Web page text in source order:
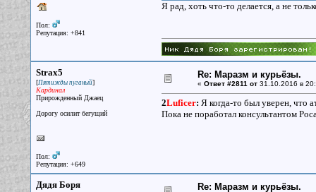
Пол:
Репутация: +841
Я рад, хоть что-то делается, а не
Strax5
[Пятижды пуганый]
Кардинал
Прирожденный Джаец
Дорогу осилит бегущий
Пол:
Репутация: +649
Re: Маразм и курьёзы.
« Ответ #2811 от31.10.2016 в
2Luficer: Я когда-то был уверен, что
Пока не поработал консультантом
Дядя Боря Re: Маразм и курьёзы.